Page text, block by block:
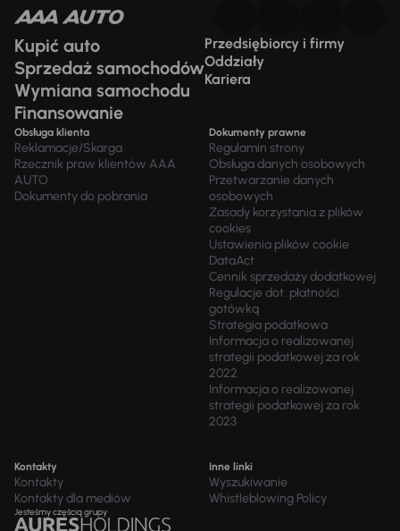
Kupić auto
Sprzedaż samochodów
Wymiana samochodu
Finansowanie
Przedsiębiorcy i firmy
Oddziały
Kariera
Obsługa klienta
Reklamacje/Skarga
Rzecznik praw klientów AAA
AUTO
Dokumenty do pobrania
Dokumenty prawne
Regulamin strony
Obsługa danych osobowych
Przetwarzanie danych
osobowych
Zasady korzystania z plików
cookies
Ustawienia plików cookie
DataAct
Cennik sprzedaży dodatkowej
Regulacje dot. płatności
gotówką
Strategia podatkowa
Informacja o realizowanej
strategii podatkowej za rok
2022
Informacja o realizowanej
strategii podatkowej za rok
2023
Kontakty
Kontakty
Kontakty dla mediów
Inne linki
Wyszukiwanie
Whistleblowing Policy
Jesteśmy częścią grupy